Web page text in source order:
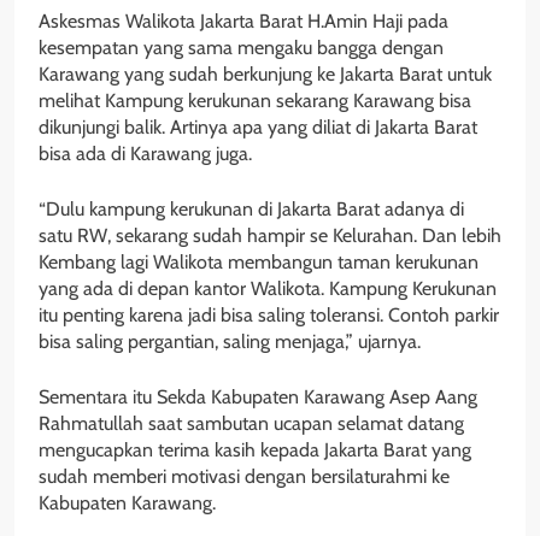
Askesmas Walikota Jakarta Barat H.Amin Haji pada
kesempatan yang sama mengaku bangga dengan
Karawang yang sudah berkunjung ke Jakarta Barat untuk
melihat Kampung kerukunan sekarang Karawang bisa
dikunjungi balik. Artinya apa yang diliat di Jakarta Barat
bisa ada di Karawang juga.
“Dulu kampung kerukunan di Jakarta Barat adanya di
satu RW, sekarang sudah hampir se Kelurahan. Dan lebih
Kembang lagi Walikota membangun taman kerukunan
yang ada di depan kantor Walikota. Kampung Kerukunan
itu penting karena jadi bisa saling toleransi. Contoh parkir
bisa saling pergantian, saling menjaga,” ujarnya.
Sementara itu Sekda Kabupaten Karawang Asep Aang
Rahmatullah saat sambutan ucapan selamat datang
mengucapkan terima kasih kepada Jakarta Barat yang
sudah memberi motivasi dengan bersilaturahmi ke
Kabupaten Karawang.